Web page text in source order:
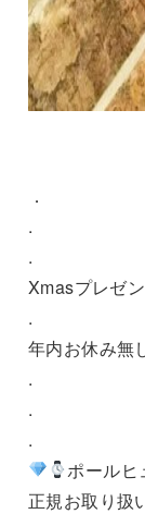
．
.
.
Xmasプレゼ
.
年内お休み無
.
.
.
ポールヒ
正規お取り扱